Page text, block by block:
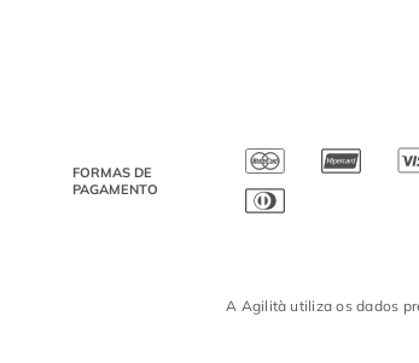
FORMAS DE
PAGAMENTO
A Agilità utiliza os dados